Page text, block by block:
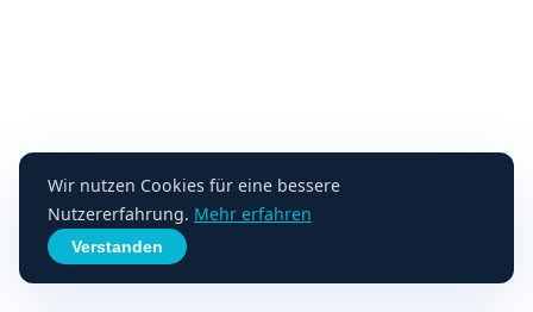
Wir nutzen Cookies für eine bessere
Nutzererfahrung. Mehr erfahren
Verstanden